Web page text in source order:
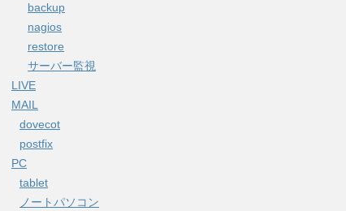
backup
nagios
restore
サーバー監視
LIVE
MAIL
dovecot
postfix
PC
tablet
ノートパソコン